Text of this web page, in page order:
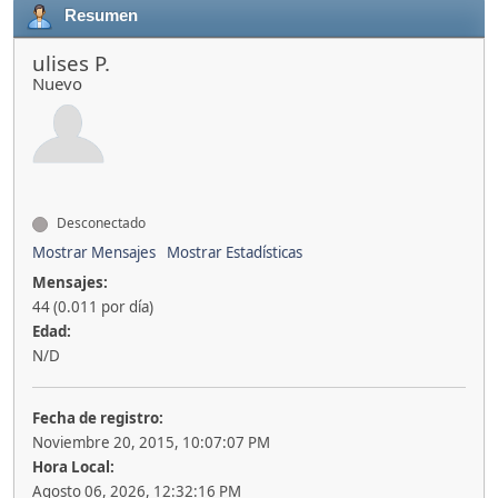
Resumen
ulises P.
Nuevo
Desconectado
Mostrar Mensajes
Mostrar Estadísticas
Mensajes:
44 (0.011 por día)
Edad:
N/D
Fecha de registro:
Noviembre 20, 2015, 10:07:07 PM
Hora Local:
Agosto 06, 2026, 12:32:16 PM